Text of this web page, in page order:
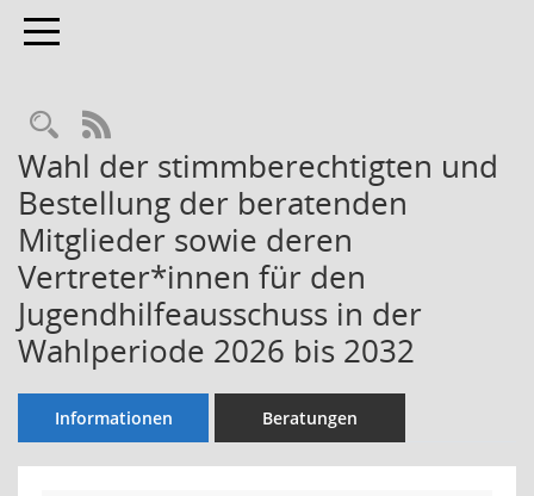
Toggle navigation
Rechercheauswahl
RSS-Feed
Wahl der stimmberechtigten und
Bestellung der beratenden
Mitglieder sowie deren
Vertreter*innen für den
Jugendhilfeausschuss in der
Wahlperiode 2026 bis 2032
Informationen Beratungen